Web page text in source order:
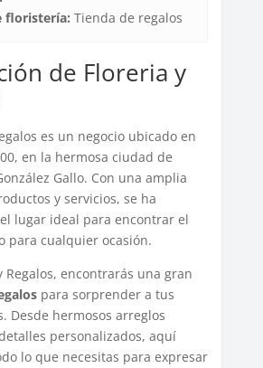
floristería: Tienda de regalos
de Floreria y
es un negocio ubicado en
en la hermosa ciudad de
Gallo. Con una amplia
y servicios, se ha
lugar ideal para encontrar el
para cualquier ocasión.
Regalos, encontrarás una gran
para sorprender a tus
Desde hermosos arreglos
personalizados, aquí
lo que necesitas para expresar